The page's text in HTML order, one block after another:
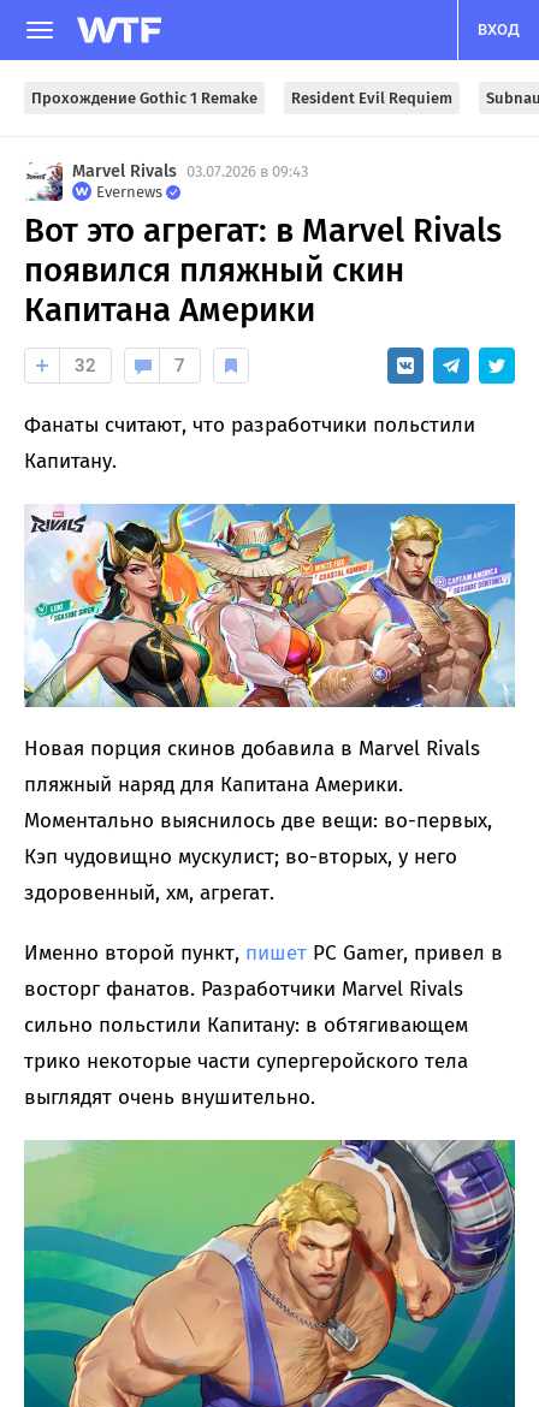
ВХОД
Прохождение Gothic 1 Remake Resident Evil Requiem
Marvel Rivals 03.07.2026 в 09:43
Evernews
Вот это агрегат: в Marvel Rivals
появился пляжный скин
Капитана Америки
32 7
Фанаты считают, что разработчики польстили
Капитану.
Новая порция скинов добавила в Marvel Rivals
пляжный наряд для Капитана Америки.
Моментально выяснилось две вещи: во-первых,
Кэп чудовищно мускулист; во-вторых, у него
здоровенный, хм, агрегат.
Именно второй пункт, пишет PC Gamer, привел в
восторг фанатов. Разработчики Marvel Rivals
сильно польстили Капитану: в обтягивающем
трико некоторые части супергеройского тела
выглядят очень внушительно.